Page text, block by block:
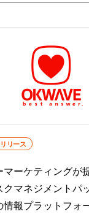
リース
マーケティングが
クマネジメントパ
情報プラットフォ